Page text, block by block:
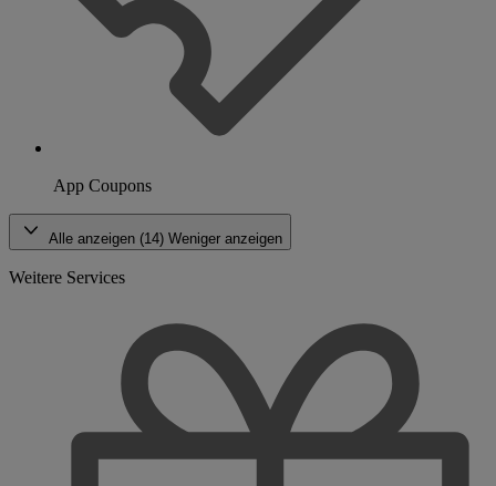
App Coupons
Alle anzeigen (14) Weniger anzeigen
Weitere Services